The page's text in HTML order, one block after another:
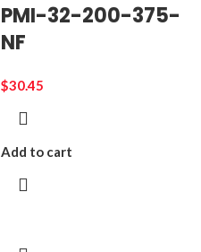
PMI-32-200-375-
NF
$30.45
Add to cart